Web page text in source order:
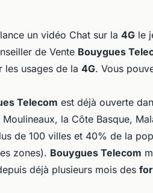
lance un vidéo Chat sur la 4G le
de Vente Bouygues
usages de la 4G. Vous
Telecom est déjà ouverte
la Côte Basque,
de 100 villes et 40% de la
zones). Bouygues Telecom
déjà plusieurs mois des